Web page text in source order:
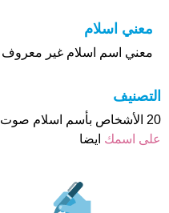
معني اسلام
معني اسم اسلام غير معروف
التصنيف
20 الأشخاص بأسم اسلام صوت على اسمائهم . من فضلك
على اسمك ايضا